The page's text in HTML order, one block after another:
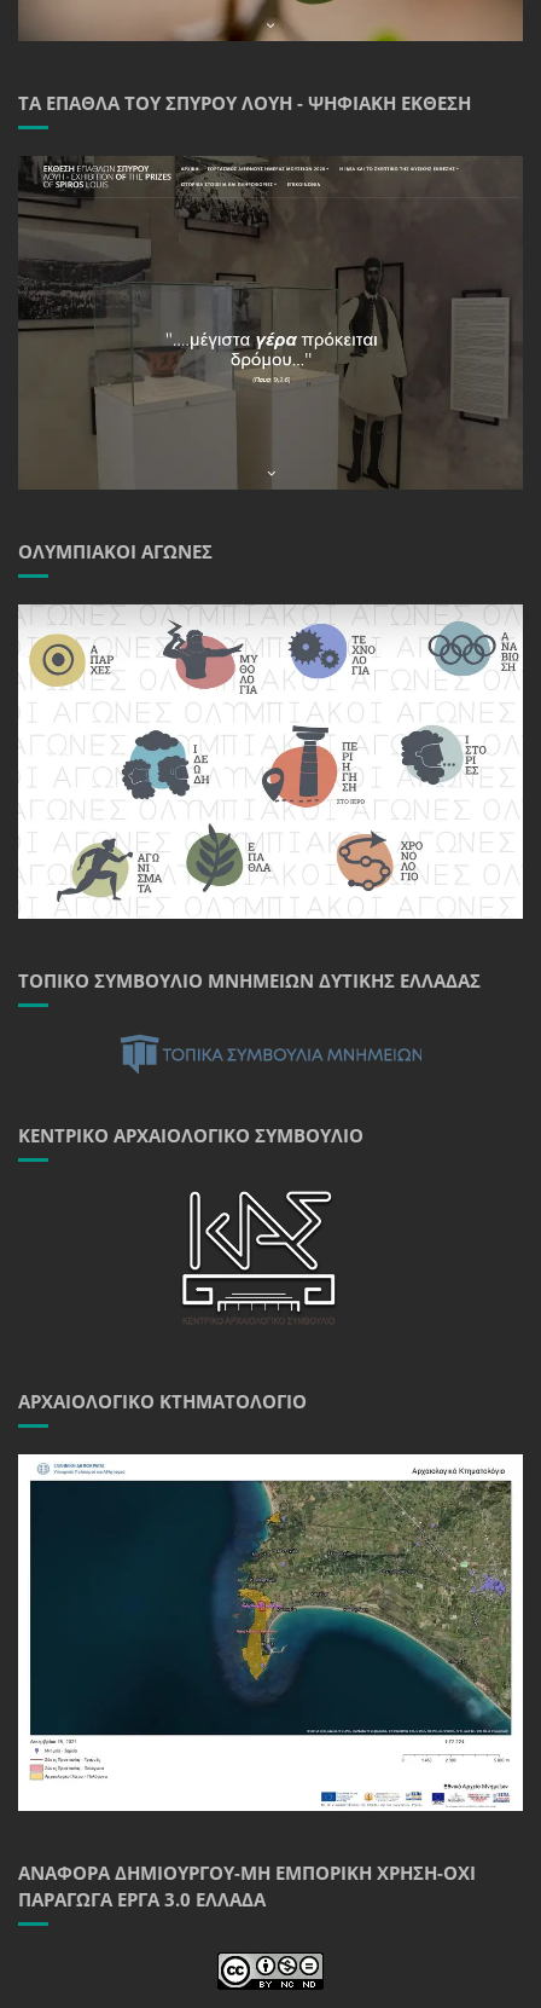
ΤΑ ΈΠΑΘΛΑ ΤΟΥ ΣΠΎΡΟΥ ΛΟΎΗ - ΨΗΦΙΑΚΉ ΈΚΘΕΣΗ
ΟΛΥΜΠΙΑΚΟΊ ΑΓΏΝΕΣ
ΤΟΠΙΚΌ ΣΥΜΒΟΎΛΙΟ ΜΝΗΜΕΊΩΝ ΔΥΤΙΚΉΣ ΕΛΛΆΔΑΣ
ΚΕΝΤΡΙΚΌ ΑΡΧΑΙΟΛΟΓΙΚΌ ΣΥΜΒΟΎΛΙΟ
ΑΡΧΑΙΟΛΟΓΙΚΌ ΚΤΗΜΑΤΟΛΌΓΙΟ
ΑΝΑΦΟΡΆ ΔΗΜΙΟΥΡΓΟΎ-ΜΗ ΕΜΠΟΡΙΚΉ ΧΡΉΣΗ-ΌΧΙ
ΠΑΡΆΓΩΓΑ ΈΡΓΑ 3.0 ΕΛΛΆΔΑ